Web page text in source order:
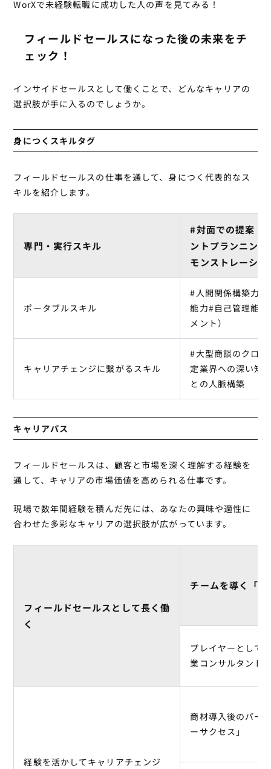
WorXで未経験転職に成功した人の声を見てみる！
フィールドセールスになった後の未来をチ
ェック！
インサイドセールスとして働くことで、どんなキャリアの
選択肢が手に入るのでしょうか。
身につくスキルタグ
フィールドセールスの仕事を通して、身につく代表的なス
キルを紹介します。
専門・実行スキル
#対面での提案・
ントプランニン
モンストレーショ
ポータブルスキル
#人間関係構築力#
能力#自己管理能
メント）
キャリアチェンジに繋がるスキル
#大型商談のクロ
定業界への深い知
との人脈構築
キャリアパス
フィールドセールスは、顧客と市場を深く理解する経験を
通して、キャリアの市場価値を高められる仕事です。
現場で数年間経験を積んだ先には、あなたの興味や適性に
合わせた多彩なキャリアの選択肢が広がっています。
フィールドセールスとして長く働
く
チームを導く「
プレイヤーとして
業コンサルタント
経験を活かしてキャリアチェンジ
商材導入後のパー
ーサクセス」